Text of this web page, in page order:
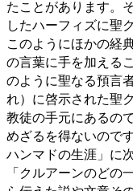
たことがあります。
したハーフィズに聖
このようにほかの経
の言葉に手を加える
のように聖なる預言
れ）に啓示された聖
教徒の手元にあるの
めざるを得ないので
ハンマドの生涯」に
「クルアーンのどの